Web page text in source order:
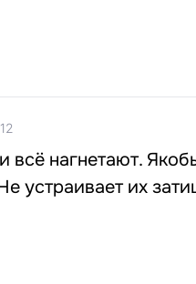
всё нагнетают.
устраивает их